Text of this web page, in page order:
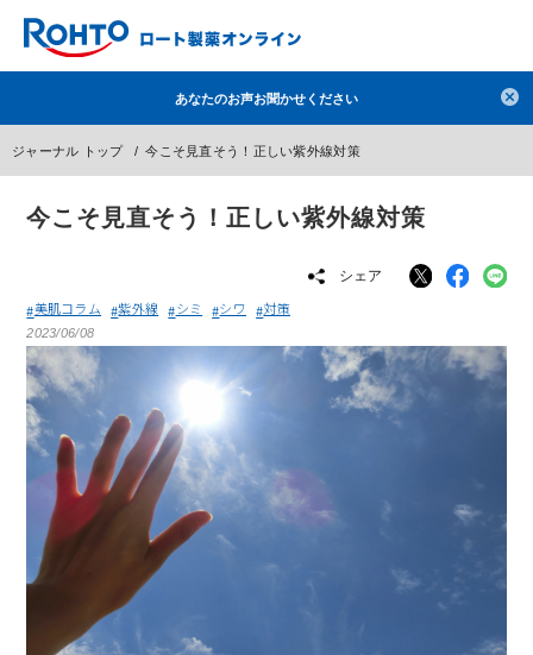
デオコ セラミド オバジ ダーマセプトRX
メラノCC
ヘリオホワイト 制汗剤 数量限定
ブランドから探す
成分から探す 注目の商品 を見る
ポイント交換品 を見る
検索
あなたのお声お聞かせください
ジャーナル トップ 今こそ見直そう！正しい紫外線対策
今こそ見直そう！正しい紫外線対策
シェア
美肌コラム 紫外線 シミ シワ 対策
2023/06/08